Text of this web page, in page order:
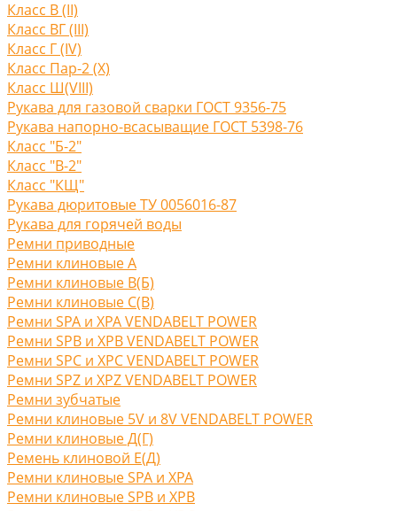
Класс В (II)
Класс ВГ (III)
Класс Г (IV)
Класс Пар-2 (X)
Класс Ш(VIII)
Рукава для газовой сварки ГОСТ 9356-75
Рукава напорно-всасыващие ГОСТ 5398-76
Класс "Б-2"
Класс "В-2"
Класс "КЩ"
Рукава дюритовые ТУ 0056016-87
Рукава для горячей воды
Ремни приводные
Ремни клиновые A
Ремни клиновые В(Б)
Ремни клиновые С(B)
Ремни SPA и XPA VENDABELT POWER
Ремни SPB и XPB VENDABELT POWER
Ремни SPC и XPC VENDABELT POWER
Ремни SPZ и XPZ VENDABELT POWER
Ремни зубчатые
Ремни клиновые 5V и 8V VENDABELT POWER
Ремни клиновые Д(Г)
Ремень клиновой Е(Д)
Ремни клиновые SPA и XPA
Ремни клиновые SPB и XPB